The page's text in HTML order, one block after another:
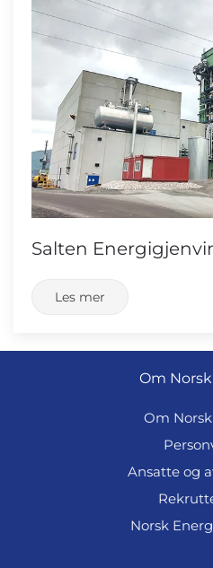
Salten
Les mer
Om
Om
Ansatte og
Norsk